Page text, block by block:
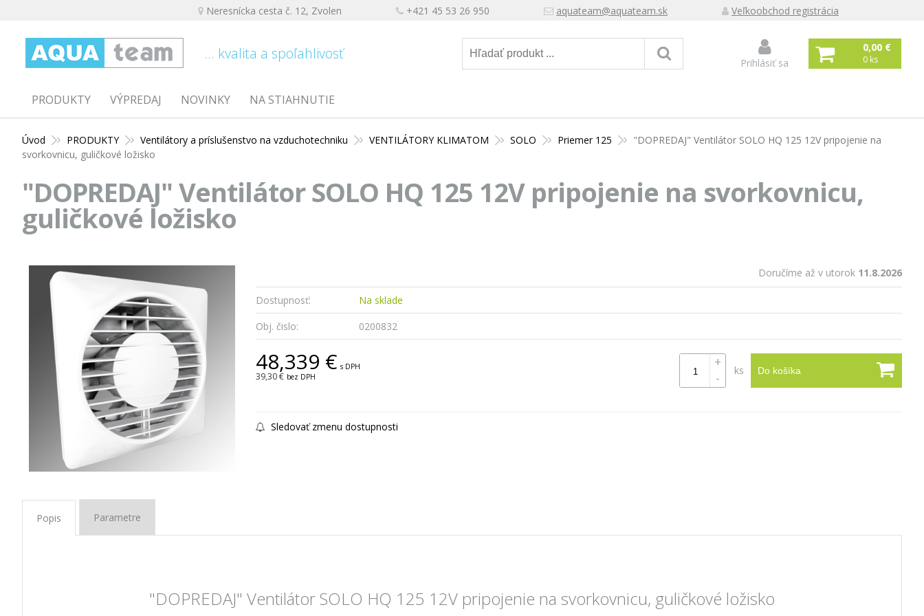
... kvalita a spoľahlivosť
Neresnícka cesta č. 12, Zvolen +421 45 53 26 950 aquateam@aquateam.sk Veľkoobchod registrácia
Prihlásiť sa
0,00 €
0 ks
PRODUKTY NOVINKY
VÝPREDAJ NA STIAHNUTIE
Úvod PRODUKTY Ventilátory a príslušenstvo na vzduchotechniku VENTILÁTORY KLIMATOM SOLO Priemer 125
"DOPREDAJ" Ventilátor SOLO HQ 125 12V pripojenie na
svorkovnicu, guličkové ložisko
"DOPREDAJ" Ventilátor SOLO HQ 125 12V pripojenie na svorkovnicu,
guličkové ložisko
Doručíme až v utorok 11.8.2026
Dostupnosť:
Na sklade
Obj. čislo:
0200832
48,339 € s DPH
39,30 € bez DPH
Do košíka
+
-
ks
Sledovať zmenu dostupnosti
Popis Parametre
"DOPREDAJ" Ventilátor SOLO HQ 125 12V pripojenie na svorkovnicu, guličkové ložisko